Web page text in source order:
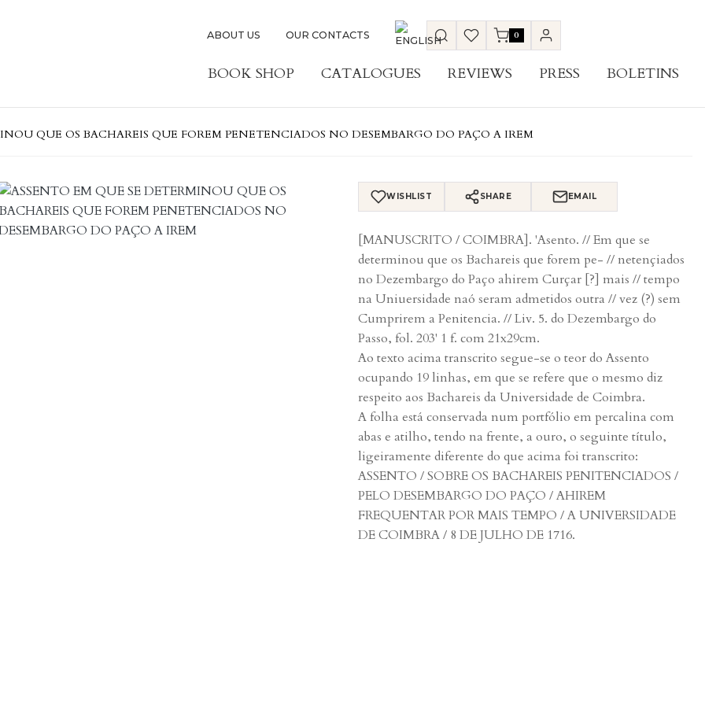
ABOUT US OUR CONTACTS 0
BOOK SHOP CATALOGUES REVIEWS PRESS BOLETINS
QUE OS BACHAREIS QUE FOREM PENETENCIADOS NO DESEMBARGO DO PAÇO A IREM
WISHLIST SHARE EMAIL
[MANUSCRITO / COIMBRA]. 'Asento. // Em que se
determinou que os Bachareis que forem pe- // netençiados
no Dezembargo do Paço ahirem Curçar [?] mais // tempo
na Uniuersidade naó seram admetidos outra // vez (?) sem
Cumprirem a Penitencia. // Liv. 5. do Dezembargo do
Passo, fol. 203' 1 f. com 21x29cm.
Ao texto acima transcrito segue-se o teor do Assento
ocupando 19 linhas, em que se refere que o mesmo diz
respeito aos Bachareis da Universidade de Coimbra.
A folha está conservada num portfólio em percalina com
abas e atilho, tendo na frente, a ouro, o seguinte título,
ligeiramente diferente do que acima foi transcrito:
ASSENTO / SOBRE OS BACHAREIS PENITENCIADOS /
PELO DESEMBARGO DO PAÇO / AHIREM
FREQUENTAR POR MAIS TEMPO / A UNIVERSIDADE
DE COIMBRA / 8 DE JULHO DE 1716.